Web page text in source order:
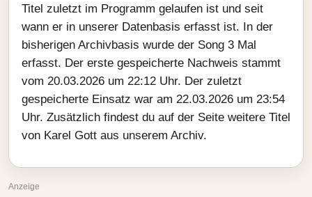
Titel zuletzt im Programm gelaufen ist und seit
wann er in unserer Datenbasis erfasst ist. In der
bisherigen Archivbasis wurde der Song 3 Mal
erfasst. Der erste gespeicherte Nachweis stammt
vom 20.03.2026 um 22:12 Uhr. Der zuletzt
gespeicherte Einsatz war am 22.03.2026 um 23:54
Uhr. Zusätzlich findest du auf der Seite weitere Titel
von Karel Gott aus unserem Archiv.
Anzeige